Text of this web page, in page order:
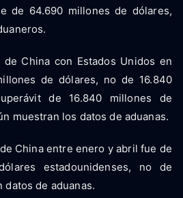
de 64.690 millones de dólares,
China con Estados Unidos en
de dólares, no de 16.840
de 16.840 millones de
muestran los datos de aduanas.
China entre enero y abril fue de
estadounidenses, no de
datos de aduanas.